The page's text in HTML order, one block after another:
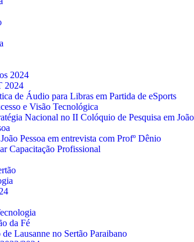
2024
2024
de Áudio para Libras em Partida de eSports
e Visão Tecnológica
Nacional no II Colóquio de Pesquisa em João
Pessoa em entrevista com Profº Dênio
Capacitação Profissional
da Fé
Lausanne no Sertão Paraibano